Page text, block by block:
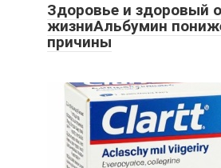
Здоровье и здоровый
жизниАльбумин
причины